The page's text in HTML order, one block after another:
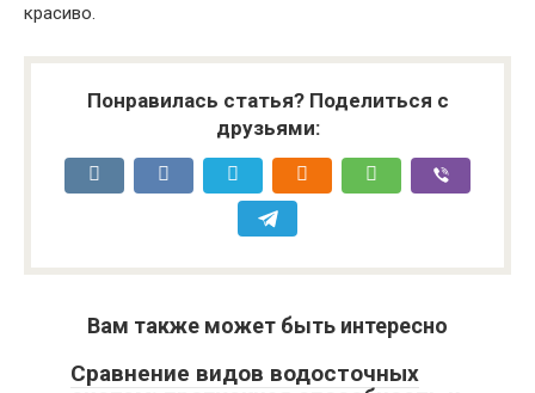
красиво.
Понравилась статья? Поделиться с
друзьями:
Вам также может быть интересно
Сравнение видов водосточных